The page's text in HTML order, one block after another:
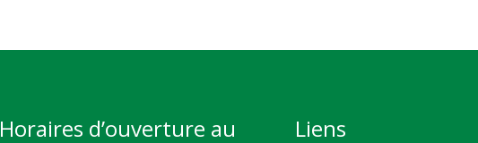
Horaires d’ouverture au Liens